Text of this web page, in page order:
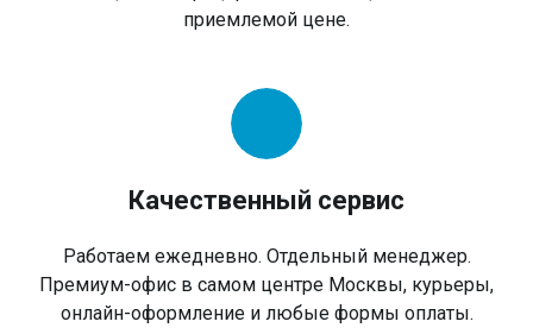
приемлемой цене.
Качественный сервис
Работаем ежедневно. Отдельный менеджер.
Премиум-офис в самом центре Москвы, курьеры,
онлайн-оформление и любые формы оплаты.